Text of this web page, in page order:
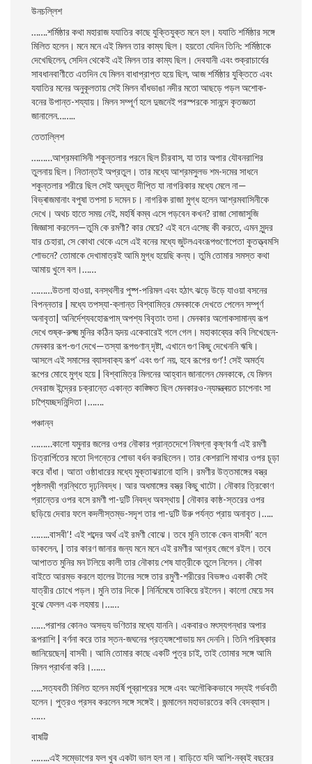
উনচল্লিশ
…….শর্মিষ্ঠার কথা মহারাজ যযাতির কাছে যুক্তিযুক্ত মনে হল। যযাতি শর্মিষ্ঠার সঙ্গে
মিলিত হলেন। মনে মনে এই মিলন তার কাম্য ছিল। হয়তাে যেদিন তিনি: শর্মিষ্ঠাকে
দেখেছিলেন, সেদিন থেকেই এই মিলন তার কাম্য ছিল। দেবযানী এবং শুক্রাচার্যের
সাবধানবাণীতে এতদিন যে মিলন বাধাপ্রাপ্ত হয়ে ছিল, আজ শর্মিষ্ঠার যুক্তিতে এবং
যযাতির মনের অনুকূলতায় সেই মিলন বাঁধভাঙা নদীর মতাে আছড়ে পড়ল অশােক-
বনের উপান্ত-শয্যায়। মিলন সম্পূর্ণ হলে দুজনেই পরস্পরকে সানন্দে কৃতজ্ঞতা
জানালেন……..
তেতাল্লিশ
………আশ্রমবাসিনী শকুন্তলার পরনে ছিল চীরবাস, যা তার অপার যৌবনরাশির
তুলনায় ছিল। নিতান্তই অপ্রতুল। তার মধ্যে আশ্রমসুলভ শম-দমের সাধনে
শকুন্তলার শরীরে ছিল সেই অদ্ভুত দীপ্তি যা নাগরিকার মধ্যে মেলে না—
বিভ্ৰাজমানাং বপুষা তপসা চ দমেন চ। নাগরিক রাজা মুগ্ধ হলেন আশ্রমবাসিনীকে
দেখে। অথচ হাতে সময় নেই, মহর্ষি কম্ব এসে পড়বেন কখন? রাজা সােজাসুজি
জিজ্ঞাসা করলেন—তুমি কে রমণী? কার মেয়ে? এই বনে এসেছ কী করতে, এমন সুন্দর
যার চেহারা, সে কোথা থেকে এসে এই বনের মধ্যে জুটলএবংরূপগুণােপেতা কুতত্ত্বমসি
শােভনে? তােমাকে দেখামাত্রই আমি মুগ্ধ হয়েছি কন্য। তুমি তােমার সমস্ত কথা
আমায় খুলে বল।……
………উতলা হাওয়া, বনস্থলীর পুষ্প-পরিমল এবং হঠাৎ ঝড়ে উড়ে যাওয়া বসনের
বিপন্নতার | মধ্যে তপস্যা-ক্লান্ত বিশ্বামিত্র মেনকাকে দেখতে পেলেন সম্পূর্ণ
অনাবৃতা| অনির্দেশ্যবহােরূপাম্ অপশ্য বিবৃতাং তদা। মেনকার অলােকসামান্য রূপ
দেখে শুষ্ক-রুক্ষ্মমুনির কঠিন হৃদয় একেবারেই গলে গেল। মহাকাব্যের কবি লিখেছেন-
মেনকার রূপ-গুণ দেখে—তস্যা রূপগুণান্ দৃষ্টা, এখানে গুণ কিছু দেখেননি ঋষি।
আসলে এই সমাসের ব্যাসবাক্য রূপ’ এবং গুণ’ নয়, হবে রূপের গুণ’! সেই অমর্ত্য
রূপের মােহে মুগ্ধ হয়ে | বিশ্বামিত্র মিলনের আহ্বান জানালেন মেনকাকে, যে মিলন
দেবরাজ ইন্দ্রের চক্রান্তে একান্ত কাঙ্ক্ষিত ছিল মেনকারও-ন্যমন্ত্ৰয়ত চাপেনাং সা
চাপ্যৈচ্ছদনিন্দিতা।…….
পঞ্চান্ন
………কালাে যমুনার জলের ওপর নৌকার প্রান্তদেশে নিষগ্না কৃষ্ণবর্ণা এই রমণী
চিত্রার্পিতের মতাে দিগন্তের শােভা বর্ধন করছিলেন। তার কেশরাশি মাথার ওপর চূড়া
করে বাঁধা। আতা ওষ্ঠাধারের মধ্যে মুক্তাঝরানাে হাসি। রমণীর উত্তমাঙ্গের বস্ত্র
পৃষ্ঠলম্বী গ্রন্থিতে দৃঢ়নিবদ্ধ। আরঅধমাঙ্গের বস্ত্র কিছু খাটো। নৌকার ত্রিকোণ
প্রান্তের ওপর বসে রমণী পা-দুটি নিবদ্ধ অবস্থায় | নৌকার কাষ্ঠ-স্তরের ওপর
ছড়িয়ে দেবার ফলে কদলীস্তম্ভ-সদৃশ তার পা-দুটি উরু পর্যন্ত প্রায় অনাবৃত।…..
……..বাসবী’! এই শব্দের অর্থ এই রমণী বােঝে। তবে মুনি তাকে কেন বাসবী’ বলে
ডাকলেন, | তার কারণ জানার জন্য মনে মনে এই রমণীর আগ্রহ জেগে রইল। তবে
আপাতত মুনির মন টলিয়ে কালী তার নৌকায় শেষ যাত্রীকে তুলে নিলেন। নৌকা
বাইতে আরম্ভ করলে হালের টানের সঙ্গে তার রমুণী-শরীরের বিভঙ্গও একাকী সেই
যাত্রীর চোখে পড়ল। মুনি তার দিকে | নির্নিমেষে তাকিয়ে রইলেন। কালাে মেয়ে সব
বুঝে ফেলল এক লহমায়।……
……পরাশর কোনও অসভ্য ভণিতার মধ্যে যাননি। একবারও মৎস্যগন্ধার অপার
রূপরাশি | বর্ণনা করে তার স্তন-জঘনের প্রত্যঙ্গশােভায় মন দেননি। তিনি পরিষ্কার
জানিয়েছেন| বাসবী। আমি তােমার কাছে একটি পুত্র চাই, তাই তােমার সঙ্গে আমি
মিলন প্রার্থনা করি।……
…..সত্যবতী মিলিত হলেন মহর্ষি পূব্রাশরের সঙ্গে এবং অলৌকিকভাবে সদ্যই গর্ভবতী
হলেন। পুত্রও প্রসব করলেন সঙ্গে সঙ্গেই। জন্মালেন মহাভারতের কবি বেদব্যাস।
……
বাষট্টি
……..এই সম্ভোগের ফল খুব একটা ভাল হল না। বাড়িতে যদি আশি-নব্বই বছরের